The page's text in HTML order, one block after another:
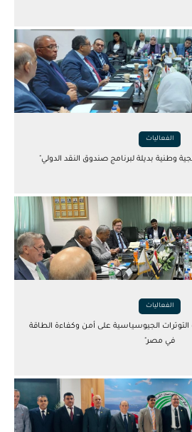
الفعاليات
وطنية بديلة لبرنامج صندوق النقد الدولي"
الفعاليات
الجيوسياسية على أمن وكفاءة الطاقة
في مصر"